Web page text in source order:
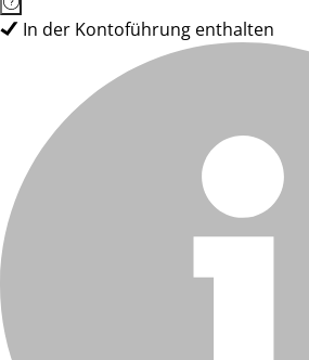
In der Kontoführung enthalten